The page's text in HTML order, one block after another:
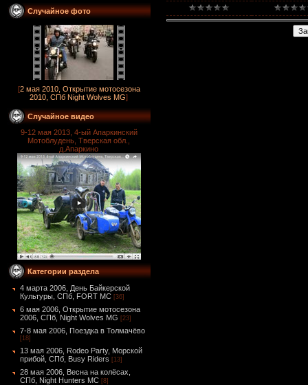
Случайное фото
[2 мая 2010, Открытие мотосезона
2010, СПб Night Wolves MG]
Случайное видео
9-12 мая 2013, 4-ый Апаркинский
Мотоблудень, Тверская обл.,
д.Апаркино
Категории раздела
4 марта 2006, День Байкерской
Культуры, СПб, FORT MC [36]
6 мая 2006, Открытие мотосезона
2006, СПб, Night Wolves MG [23]
7-8 мая 2006, Поездка в Толмачёво
[18]
13 мая 2006, Rodeo Party, Морской
прибой, СПб, Busy Riders [13]
28 мая 2006, Весна на колёсах,
СПб, Night Hunters MC [8]